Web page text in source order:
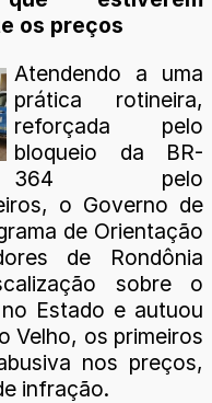
os preços
Atendendo a uma
prática rotineira,
reforçada pelo
bloqueio da BR-
364 pelo
o Governo de
de Orientação
de Rondônia
sobre o
Estado e autuou
Velho, os primeiros
nos preços,
infração.